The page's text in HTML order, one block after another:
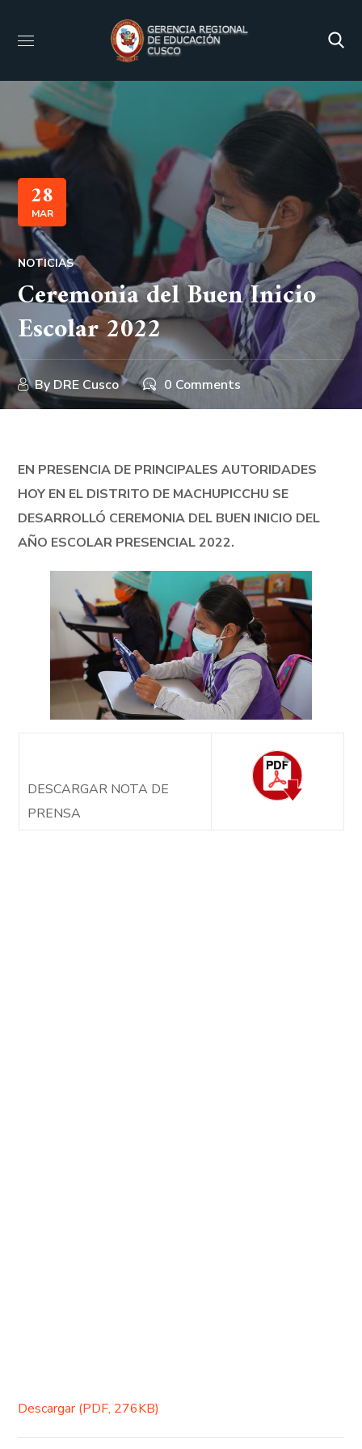
28
MAR
NOTICIAS
Ceremonia del Buen Inicio
Escolar 2022
By DRE Cusco 0 Comments
EN PRESENCIA DE PRINCIPALES AUTORIDADES
HOY EN EL DISTRITO DE MACHUPICCHU SE
DESARROLLÓ CEREMONIA DEL BUEN INICIO DEL
AÑO ESCOLAR PRESENCIAL 2022.
DESCARGAR NOTA DE
PRENSA
Descargar (PDF, 276KB)